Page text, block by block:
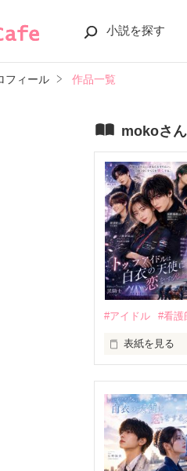
小説を探す
フィール 作品一覧
mokoさ
#アイドル #看護
表紙を見る
×
スーパーナー
一ノ瀬紗凪（